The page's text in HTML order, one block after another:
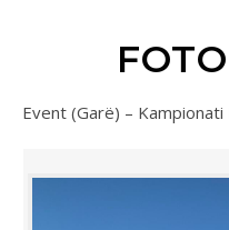
Event (Garë) –